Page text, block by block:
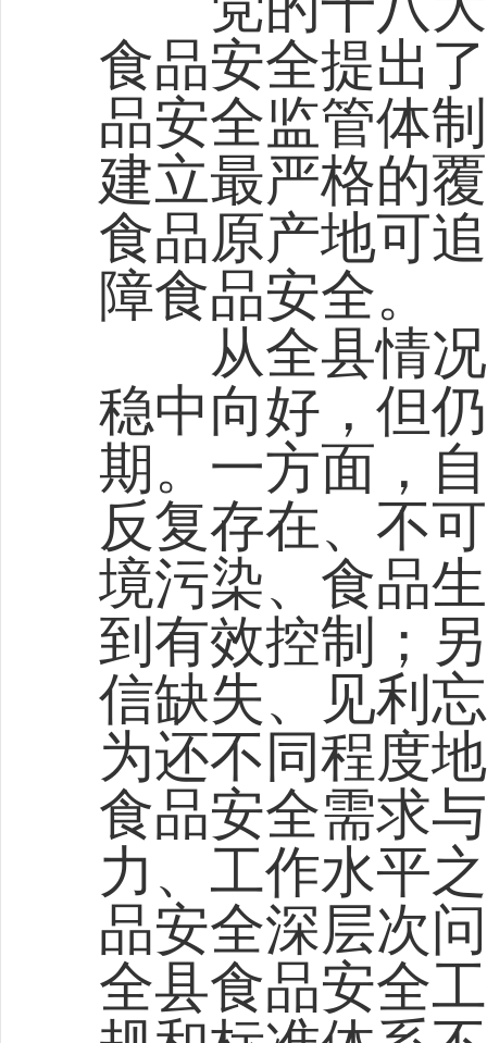
食品安全提出
品安全监管体
建立最严格的
食品原产地可
障食品安全。
从全县情况
稳中向好，但
期。一方面，
反复存在、不
境污染、食品
到有效控制；
信缺失、见利
为还不同程度
食品安全需求
力、工作水平
品安全深层次
全县食品安全